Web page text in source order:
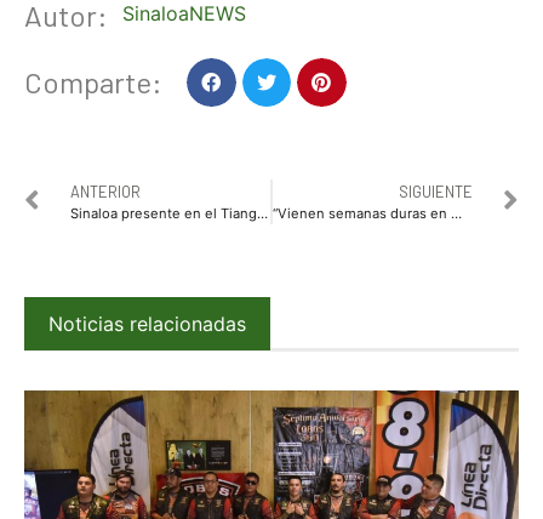
Autor: SinaloaNEWS
Comparte:
ANTERIOR
Sinaloa presente en el Tianguis Turístico Digital 2020
SIGUIENTE
“Vienen semanas duras en Madrid” advierten autoridades ante segunda ola de Covid-19
Noticias relacionadas